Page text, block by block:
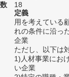
18
定義
用を考えている
れの条件に沿っ
企業
ただし、以下は
1)人材事業にお
い企業